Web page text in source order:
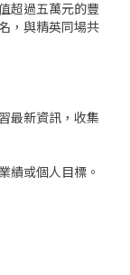
超過五萬元的豐
，與精英同場共
最新資訊，收集
績或個人目標。